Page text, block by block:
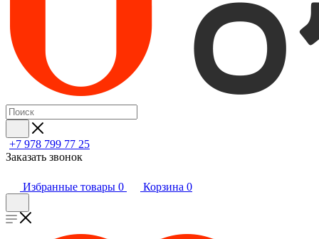
+7 978 799 77 25
Заказать звонок
Избранные товары 0 Корзина 0